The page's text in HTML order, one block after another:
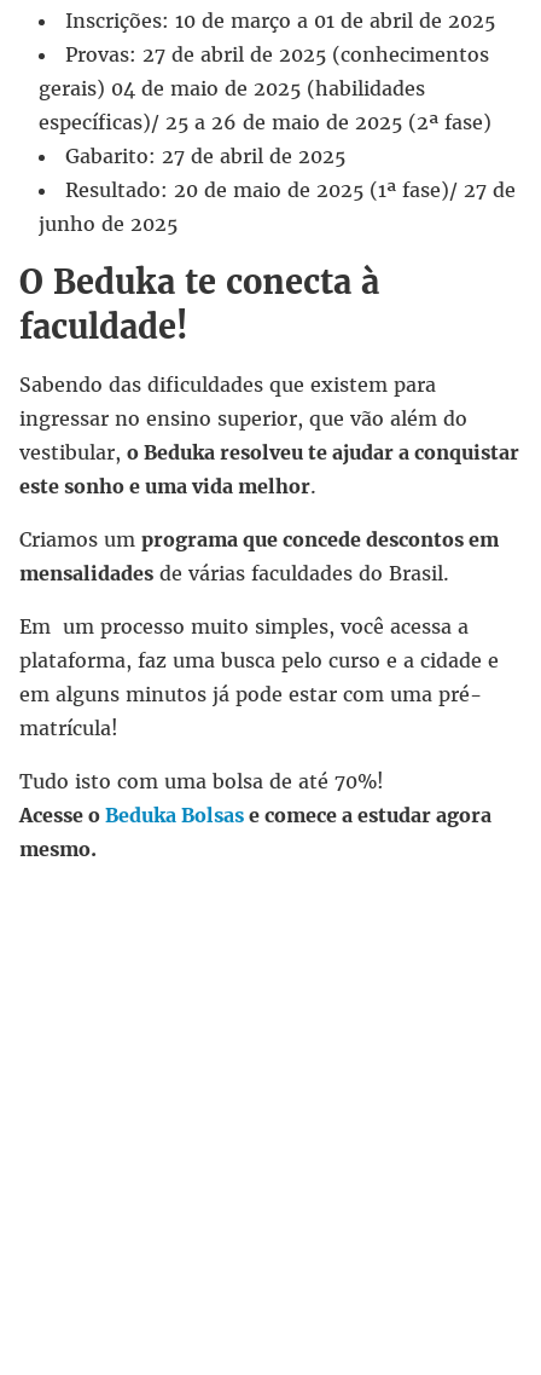
Inscrições: 10 de março a 01 de abril de 2025
Provas: 27 de abril de 2025 (conhecimentos
gerais) 04 de maio de 2025 (habilidades
específicas)/ 25 a 26 de maio de 2025 (2ª fase)
Gabarito: 27 de abril de 2025
Resultado: 20 de maio de 2025 (1ª fase)/ 27 de
junho de 2025
O Beduka te conecta à
faculdade!
Sabendo das dificuldades que existem para
ingressar no ensino superior, que vão além do
vestibular, o Beduka resolveu te ajudar a conquistar
este sonho e uma vida melhor.
Criamos um programa que concede descontos em
mensalidades de várias faculdades do Brasil.
Em um processo muito simples, você acessa a
plataforma, faz uma busca pelo curso e a cidade e
em alguns minutos já pode estar com uma pré-
matrícula!
Tudo isto com uma bolsa de até 70%!
Acesse o Beduka Bolsas e comece a estudar agora
mesmo.